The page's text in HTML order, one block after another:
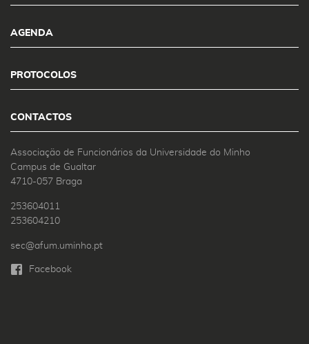
AGENDA
PROTOCOLOS
CONTACTOS
Associação de Funcionários da Universidade do Minho
Campus de Gualtar
4710-057 Braga
253604011
253604210
sec@afum.uminho.pt
Facebook